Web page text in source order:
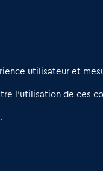
: Un
utilisateur et
l’utilisation de ces